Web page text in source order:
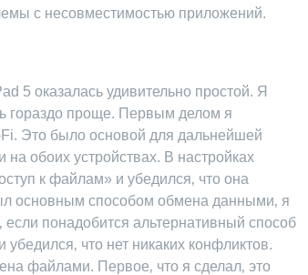
с несовместимостью приложений.
5 оказалась удивительно простой. Я
гораздо проще. Первым делом я
Fi. Это было основой для дальнейшей
обоих устройствах. В настройках
к файлам» и убедился‚ что она
основным способом обмена данными‚ я
если понадобится альтернативный способ
что нет никаких конфликтов.
файлами. Первое‚ что я сделал‚ это